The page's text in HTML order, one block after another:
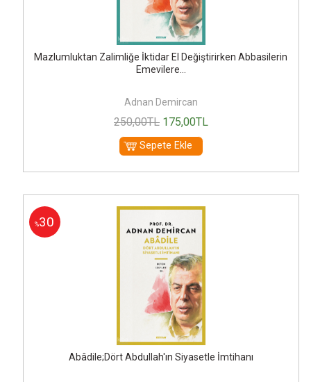
Mazlumluktan Zalimliğe İktidar El Değiştirirken Abbasilerin
Emevilere...
Adnan Demircan
250,00TL 175,00TL
Sepete Ekle
%30
Abâdile;Dört Abdullah'ın Siyasetle İmtihanı